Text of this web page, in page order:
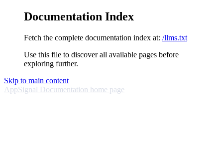
Documentation Index
Fetch the complete documentation index at: /llms.txt
Use this file to discover all available pages before
exploring further.
Skip to main content
AppSignal Documentation home page